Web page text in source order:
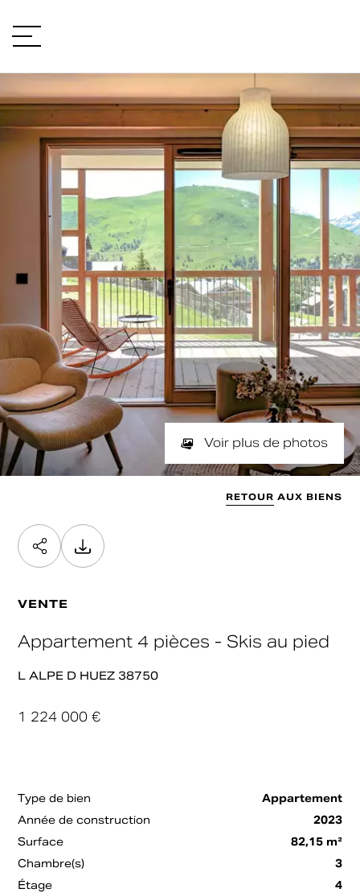
Type de projet
LOCALISATION
TYPE DE BIEN
type de bien
BUDGET
min / max
VOTRE BUDGET
Min Max
Valider
PIÈCES
min / max
NOMBRE DE PIÈCES
Min Max
SURFACE
min / max
SURFACE SOUHAITÉE
Min Max
Voir plus de photos
RETOUR AUX BIENS
VENTE
Appartement 4 pièces - Skis au pied
L ALPE D HUEZ 38750
1 224 000 €
Type de bien
Appartement
Année de construction
2023
Surface
82,15 m²
Chambre(s)
3
Étage
4